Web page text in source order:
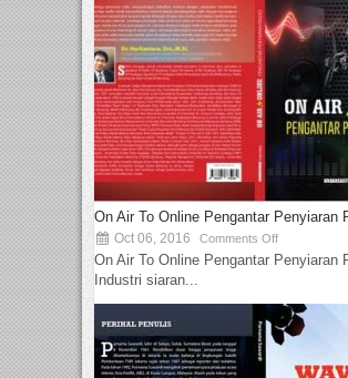
On Air To Online Pengantar Penyiaran
Oct 06, 2016 Comments Off
On Air To Online Pengantar Penyiaran
Industri siaran...